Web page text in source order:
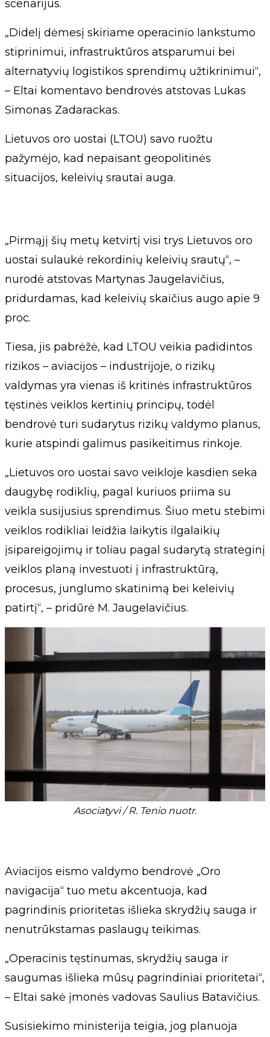
scenarijus.
„Didelį dėmesį skiriame operacinio lankstumo
stiprinimui, infrastruktūros atsparumui bei
alternatyvių logistikos sprendimų užtikrinimui“,
– Eltai komentavo bendrovės atstovas Lukas
Simonas Zadarackas.
Lietuvos oro uostai (LTOU) savo ruožtu
pažymėjo, kad nepaisant geopolitinės
situacijos, keleivių srautai auga.
„Pirmąjį šių metų ketvirtį visi trys Lietuvos oro
uostai sulaukė rekordinių keleivių srautų“, –
nurodė atstovas Martynas Jaugelavičius,
pridurdamas, kad keleivių skaičius augo apie 9
proc.
Tiesa, jis pabrėžė, kad LTOU veikia padidintos
rizikos – aviacijos – industrijoje, o rizikų
valdymas yra vienas iš kritinės infrastruktūros
tęstinės veiklos kertinių principų, todėl
bendrovė turi sudarytus rizikų valdymo planus,
kurie atspindi galimus pasikeitimus rinkoje.
„Lietuvos oro uostai savo veikloje kasdien seka
daugybę rodiklių, pagal kuriuos priima su
veikla susijusius sprendimus. Šiuo metu stebimi
veiklos rodikliai leidžia laikytis ilgalaikių
įsipareigojimų ir toliau pagal sudarytą strateginį
veiklos planą investuoti į infrastruktūrą,
procesus, junglumo skatinimą bei keleivių
patirtį“, – pridūrė M. Jaugelavičius.
Asociatyvi / R. Tenio nuotr.
Aviacijos eismo valdymo bendrovė „Oro
navigacija“ tuo metu akcentuoja, kad
pagrindinis prioritetas išlieka skrydžių sauga ir
nenutrūkstamas paslaugų teikimas.
„Operacinis tęstinumas, skrydžių sauga ir
saugumas išlieka mūsų pagrindiniai prioritetai“,
– Eltai sakė įmonės vadovas Saulius Batavičius.
Susisiekimo ministerija teigia, jog planuoja